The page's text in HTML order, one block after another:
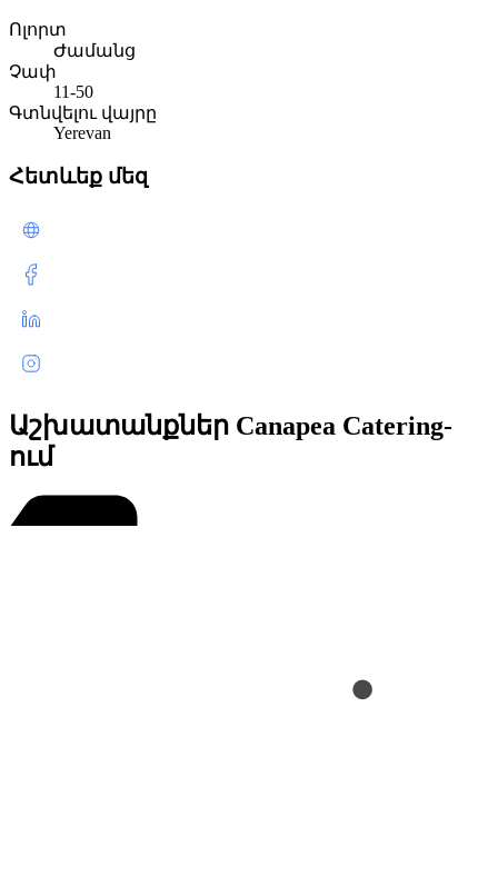
Ոլորտ
Ժամանց
Չափ
11-50
Գտնվելու վայրը
Yerevan
Հետևեք մեզ
Աշխատանքներ Canapea Catering-
ում